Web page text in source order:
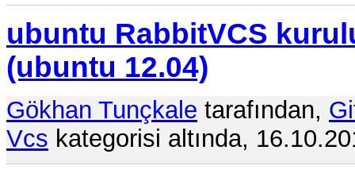
ubuntu RabbitVCS
(ubuntu 12.04)
Gökhan Tunçkale tarafından,
Vcs kategorisi altında,